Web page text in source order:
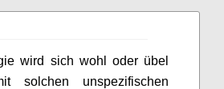
wird sich wohl oder übel
solchen unspezifischen